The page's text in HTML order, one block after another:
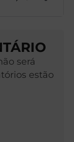
será
estão